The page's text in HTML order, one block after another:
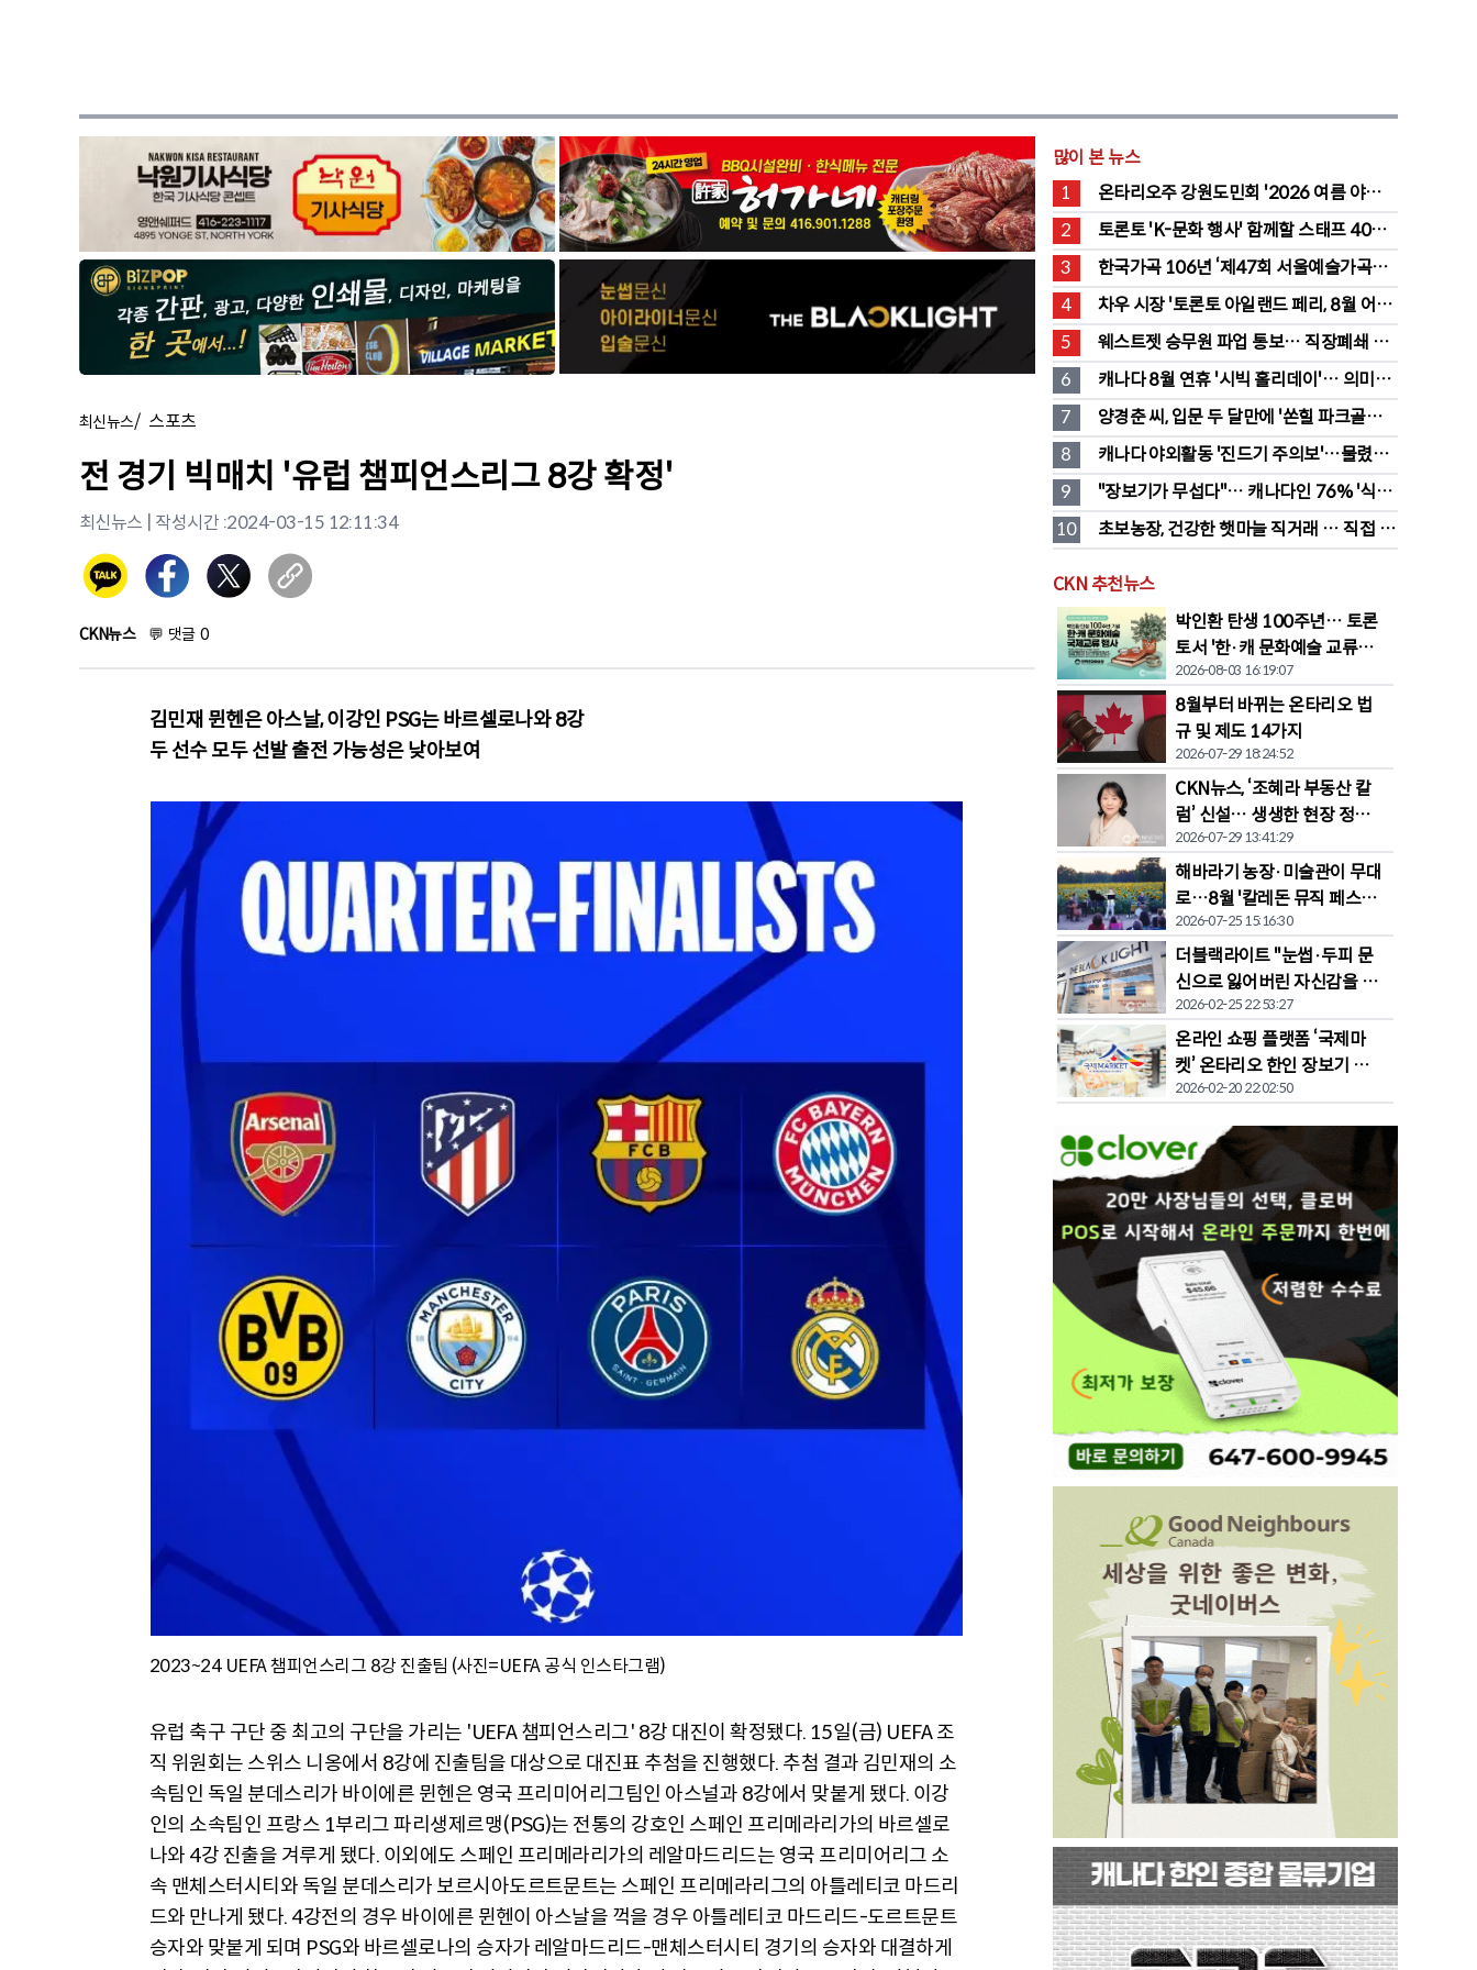
최신뉴스/ 스포츠
전 경기 빅매치 '유럽 챔피언스리그 8강 확정'
최신뉴스 | 작성시간 :2024-03-15 12:11:34
CKN뉴스 💬 댓글 0
김민재 뮌헨은 아스날, 이강인 PSG는 바르셀로나와 8강
두 선수 모두 선발 출전 가능성은 낮아보여
2023~24 UEFA 챔피언스리그 8강 진출팀 (사진=UEFA 공식 인스타그램)
유럽 축구 구단 중 최고의 구단을 가리는 'UEFA 챔피언스리그' 8강 대진이 확정됐다. 15일(금) UEFA 조
직 위원회는 스위스 니옹에서 8강에 진출팀을 대상으로 대진표 추첨을 진행했다. 추첨 결과 김민재의 소
속팀인 독일 분데스리가 바이에른 뮌헨은 영국 프리미어리그팀인 아스널과 8강에서 맞붙게 됐다. 이강
인의 소속팀인 프랑스 1부리그 파리생제르맹(PSG)는 전통의 강호인 스페인 프리메라리가의 바르셀로
나와 4강 진출을 겨루게 됐다. 이외에도 스페인 프리메라리가의 레알마드리드는 영국 프리미어리그 소
속 맨체스터시티와 독일 분데스리가 보르시아도르트문트는 스페인 프리메라리그의 아틀레티코 마드리
드와 만나게 됐다. 4강전의 경우 바이에른 뮌헨이 아스날을 꺽을 경우 아틀레티코 마드리드-도르트문트
승자와 맞붙게 되며 PSG와 바르셀로나의 승자가 레알마드리드-맨체스터시티 경기의 승자와 대결하게
많이 본 뉴스
1
온타리오주 강원도민회 '2026 여름 야유
회' 성료
2
토론토 'K-문화 행사' 함께할 스태프 40명
채용 공고
3
한국가곡 106년 ‘제47회 서울예술가곡제’
2회차 무대 성황
4
차우 시장 '토론토 아일랜드 페리, 8월 어린
이·시니어 무료' 발표
5
웨스트젯 승무원 파업 통보… 직장폐쇄 맞
불에 항공 대란
6
캐나다 8월 연휴 '시빅 홀리데이'… 의미와
유래 완전정리
7
양경춘 씨, 입문 두 달만에 '쏜힐 파크골프'
첫 홀인원 주인공
8
캐나다 야외활동 '진드기 주의보'…물렸을
때 올바른 대처법은?
9
"장보기가 무섭다"… 캐나다인 76% '식료
품값이 가장 부담'
10
초보농장, 건강한 햇마늘 직거래 … 직접 만
든 전통 장류도 판매
CKN 추천뉴스
박인환 탄생 100주년… 토론
토서 '한·캐 문화예술 교류전'
열린다
2026-08-03 16:19:07
8월부터 바뀌는 온타리오 법
규 및 제도 14가지
2026-07-29 18:24:52
CKN뉴스, ‘조혜라 부동산 칼
럼’ 신설… 생생한 현장 정보
공유
2026-07-29 13:41:29
해바라기 농장·미술관이 무대
로…8월 '칼레돈 뮤직 페스티
벌' 개막
2026-07-25 15:16:30
더블랙라이트 "눈썹·두피 문
신으로 잃어버린 자신감을 되
찾다"
2026-02-25 22:53:27
온라인 쇼핑 플랫폼 ‘국제마
켓’ 온타리오 한인 장보기 문
화 바꾼다
2026-02-20 22:02:50